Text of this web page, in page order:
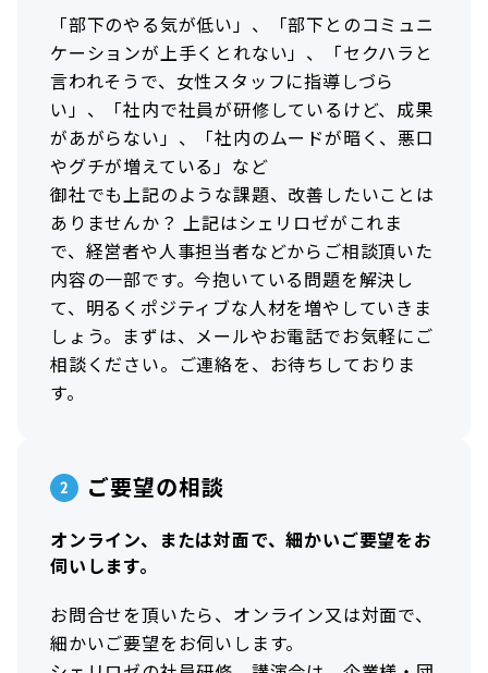
「部下のやる気が低い」、「部下とのコミュニ
ケーションが上手くとれない」、「セクハラと
言われそうで、女性スタッフに指導しづら
い」、「社内で社員が研修しているけど、成果
があがらない」、「社内のムードが暗く、悪口
やグチが増えている」など
御社でも上記のような課題、改善したいことは
ありませんか？ 上記はシェリロゼがこれま
で、経営者や人事担当者などからご相談頂いた
内容の一部です。今抱いている問題を解決し
て、明るくポジティブな人材を増やしていきま
しょう。まずは、メールやお電話でお気軽にご
相談ください。ご連絡を、お待ちしておりま
す。
ご要望の相談
オンライン、または対面で、細かいご要望をお
伺いします。
お問合せを頂いたら、オンライン又は対面で、
細かいご要望をお伺いします。